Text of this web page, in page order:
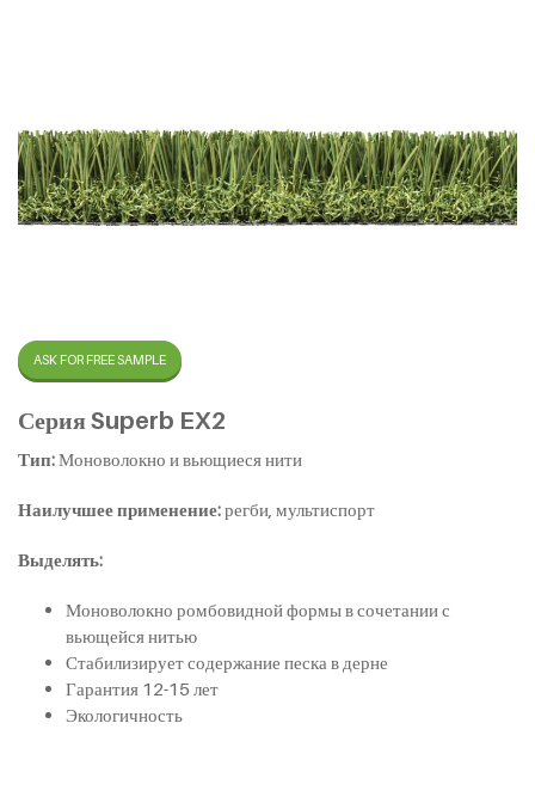
ASK FOR FREE SAMPLE
Серия Superb EX2
Тип:Моноволокно и вьющиеся нити
Наилучшее применение:регби, мультиспорт
Выделять:
Моноволокно ромбовидной формы в сочетании с
вьющейся нитью
Стабилизирует содержание песка в дерне
Гарантия 12-15 лет
Экологичность